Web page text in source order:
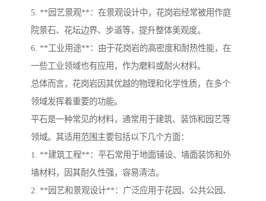
5. **园艺景观**：在景观设计中，花岗岩经常被用作庭
院景石、花坛边界、步道等，提升整体美观度。
6. **工业用途**：由于花岗岩的高密度和耐热性能，在
一些工业领域也有应用，作为磨料或耐火材料。
总体而言，花岗岩因其优越的物理和化学性质，在多个
领域发挥着重要的功能。
平石是一种常见的材料，通常用于建筑、装饰和园艺等
领域。其适用范围主要包括以下几个方面：
1. **建筑工程**：平石常用于地面铺设、墙面装饰和外
墙材料，因其耐久性强，容易清洁。
2. **园艺和景观设计**：广泛应用于花园、公共公园、